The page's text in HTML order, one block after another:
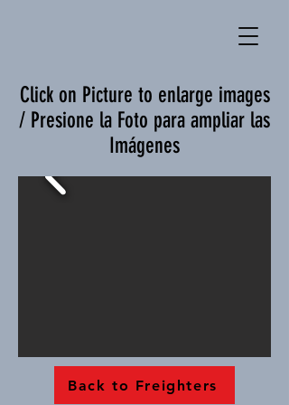
Click on Picture to enlarge images
/ Presione la Foto para ampliar las
Imágenes
Back to Freighters